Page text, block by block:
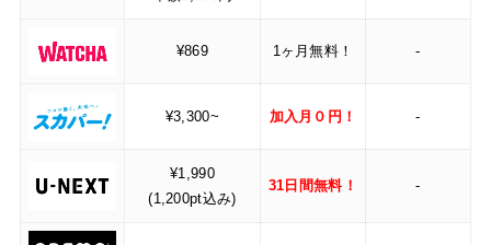
¥869 1ヶ月無料！ -
¥3,300~ 加入月０円！ -
¥1,990
(1,200pt込み)
31日間無料！ -